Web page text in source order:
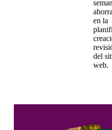
en la
del
web.